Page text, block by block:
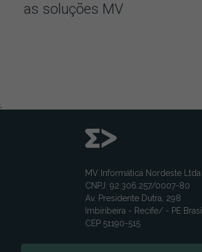
as soluções MV
;
MV Informática Nordeste Ltda
CNPJ: 92.306.257/0007-80
Av. Presidente Dutra, 298
Imbiribeira - Recife/ - PE Brasil
CEP 51190-515